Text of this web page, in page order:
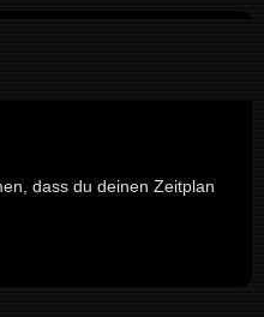
dass du deinen Zeitplan